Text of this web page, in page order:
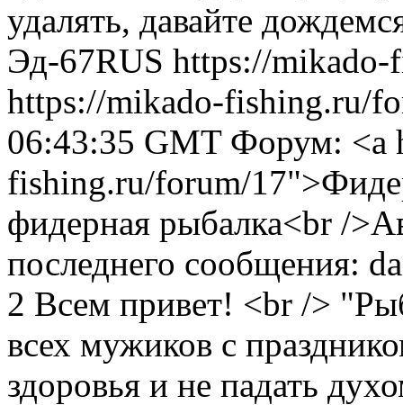
удалять, давайте
Эд-67RUS https://
https://mikado-fishing.ru/
06:43:35 GMT Форум: <a
fishing.ru/forum/
фидерная рыбалка<br /
последнего сообщения:
2 Всем привет! <br />
всех мужиков с
здоровья и не падать